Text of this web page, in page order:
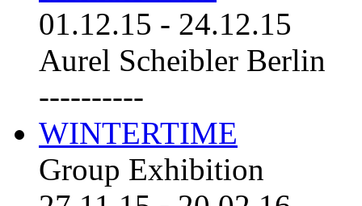
01.12.15 - 24.12.15
Aurel Scheibler Berlin
----------
WINTERTIME
Group Exhibition